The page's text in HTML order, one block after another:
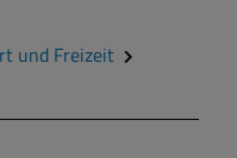
und Freizeit